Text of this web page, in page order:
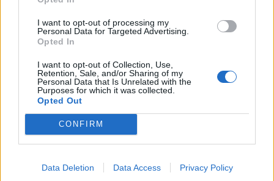
I want to opt-out of processing my
Personal Data for Targeted Advertising.
Opted In
I want to opt-out of Collection, Use,
Retention, Sale, and/or Sharing of my
Personal Data that Is Unrelated with the
Purposes for which it was collected.
Opted Out
CONFIRM
Data Deletion Data Access Privacy Policy
00:00
Leonardo Maria Del Vecchio dall'ex compagna